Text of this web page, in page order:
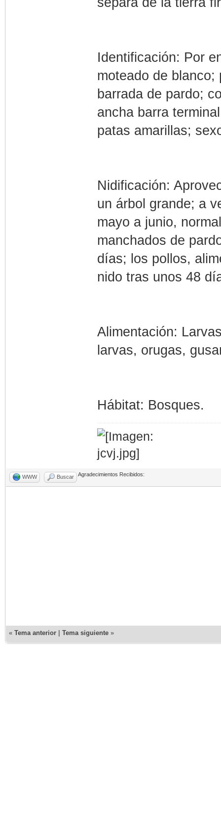
Identificación: Por
moteado de
barrada de pardo;
ancha barra
patas amarillas;
Nidificación:
un árbol grande; a
mayo a junio,
manchados de
días; los pollos,
nido tras unos 48
Alimentación:
larvas, orugas,
Hábitat: Bosques.
WWW Buscar Agradecimientos Recibidos:
« Tema anterior Tema siguiente »